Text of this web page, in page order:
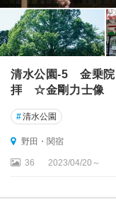
清水公園-5 金乗
拝 ☆金剛力士像
#清水公園
野田・関宿
36 2023/04/20～